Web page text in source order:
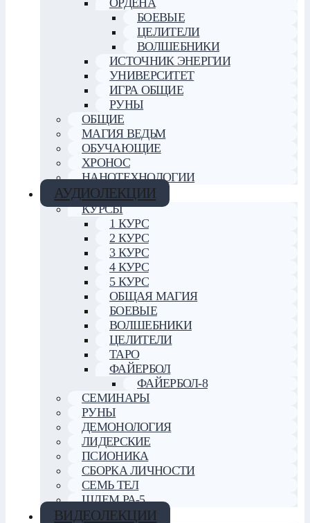
ОРДЕНА
БОЕВЫЕ
ЦЕЛИТЕЛИ
ВОЛШЕБНИКИ
ИСТОЧНИК ЭНЕРГИИ
УНИВЕРСИТЕТ
ИГРА ОБЩИЕ
РУНЫ
ОБЩИЕ
МАГИЯ ВЕДЬМ
ОБУЧАЮЩИЕ
ХРОНОС
НАНОТЕХНОЛОГИИ
АУДИОЛЕКЦИИ
КУРСЫ
1 КУРС
2 КУРС
3 КУРС
4 КУРС
5 КУРС
ОБЩАЯ МАГИЯ
БОЕВЫЕ
ВОЛШЕБНИКИ
ЦЕЛИТЕЛИ
ТАРО
ФАЙЕРБОЛ
ФАЙЕРБОЛ-8
СЕМИНАРЫ
РУНЫ
ДЕМОНОЛОГИЯ
ЛИДЕРСКИЕ
ПСИОНИКА
СБОРКА ЛИЧНОСТИ
СЕМЬ ТЕЛ
ШЛЕМ РА-5
ВИДЕОЛЕКЦИИ